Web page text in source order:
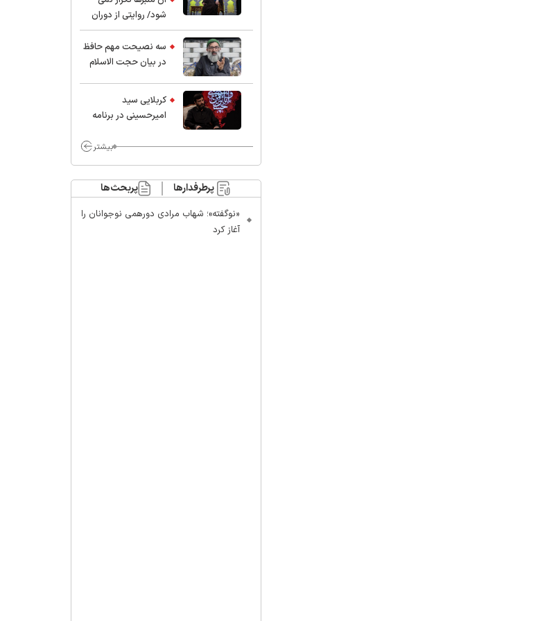
شود/ روایتی از دوران
کودکی و نوجوانی این
واعظ بزرگ و نویسنده و
پژوهشگر جهان اسلام
سه نصیحت مهم حافظ
در بیان حجت الاسلام
کربلایی سید
امیر‌حسینی در برنامه
محسن چاوشی چه
مراقب ماست/ مردم
دهن تفرقه افکنان بزنند
بیشتر
پرطرفدارها پربحث‌ها
«نوگفته»؛ شهاب مرادی دورهمی نوجوانان را
آغاز کرد